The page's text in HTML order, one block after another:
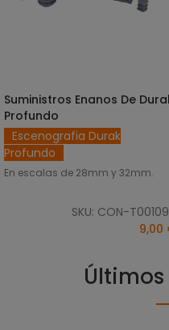
SELECCIONAR OPCIONES
Suministros Enanos De
Profundo
Escenografia Durak
Profundo
En escalas de 28mm y 32mm.
SKU: CON-
9,00